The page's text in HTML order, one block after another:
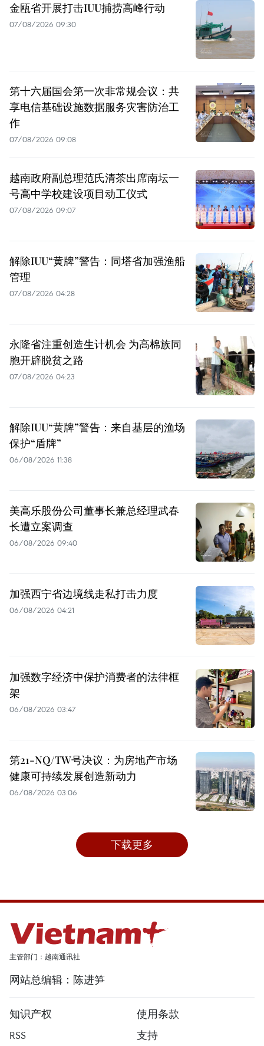
金瓯省开展打击IUU捕捞高峰行动
07/08/2026 09:30
第十六届国会第一次非常规会议：共
享电信基础设施数据服务灾害防治工
作
07/08/2026 09:08
越南政府副总理范氏清茶出席南坛一
号高中学校建设项目动工仪式
07/08/2026 09:07
解除IUU“黄牌”警告：同塔省加强渔船
管理
07/08/2026 04:28
永隆省注重创造生计机会 为高棉族同
胞开辟脱贫之路
07/08/2026 04:23
解除IUU“黄牌”警告：来自基层的渔场
保护“盾牌”
06/08/2026 11:38
美高乐股份公司董事长兼总经理武春
长遭立案调查
06/08/2026 09:40
加强西宁省边境线走私打击力度
06/08/2026 04:21
加强数字经济中保护消费者的法律框
架
06/08/2026 03:47
第21-NQ/TW号决议：为房地产市场
健康可持续发展创造新动力
06/08/2026 03:06
下载更多
主管部门：越南通讯社
网站总编辑：陈进笋
知识产权
使用条款
RSS
支持